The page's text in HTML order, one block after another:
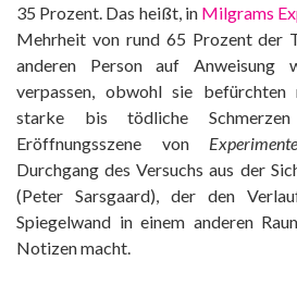
35 Prozent. Das heißt, in Milgrams
Mehrheit von rund 65 Prozent der
anderen Person auf Anweisung
verpassen, obwohl sie befürchten
starke bis tödliche
Eröffnungsszene von
Durchgang des Versuchs aus der
(Peter Sarsgaard), der den
Spiegelwand in einem anderen
Notizen macht.